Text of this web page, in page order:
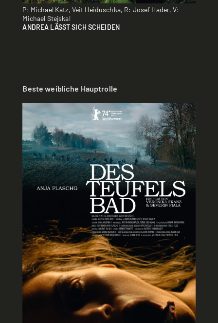
P: Michael Katz, Veit Heiduschka, R: Josef Hader, V:
Michael Stejskal
ANDREA LÄSST SICH SCHEIDEN
Beste weibliche Hauptrolle